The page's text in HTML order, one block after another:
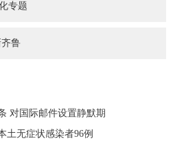
专题
齐鲁
对国际邮件设置静默期
土无症状感染者96例